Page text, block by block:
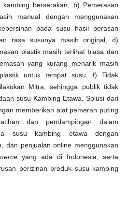
berserakan, b) Pemerasan
manual dengan menggunakan
pada susu hasil perasan
rasa susunya masih original, d)
plastik masih terlihat biasa dan
yang kurang menarik masih
untuk tempat susu, f) Tidak
Mitra, sehingga publik tidak
susu Kambing Etawa. Solusi dari
memberikan alat pemerah puting
dan pendampingan dalam
susu kambing etawa dengan
dan penjualan online menggunakan
yang ada di Indonesia, serta
perizinan produk susu kambing